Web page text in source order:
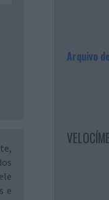
e
Arquivo